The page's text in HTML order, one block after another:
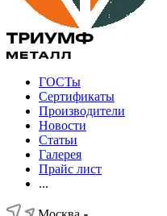
ГОСТы
Сертификаты
Производители
Новости
Статьи
Галерея
Прайс лист
...